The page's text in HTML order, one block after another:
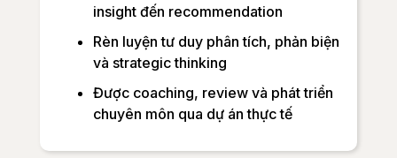
insight đến recommendation
Rèn luyện tư duy phân tích, phản biện
và strategic thinking
Được coaching, review và phát triển
chuyên môn qua dự án thực tế